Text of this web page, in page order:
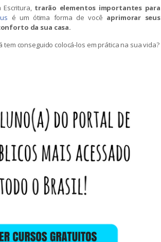
trarão elementos importantes para
é um ótima forma de você aprimorar seus
da sua casa.
conseguido colocá-los em prática na sua vida?